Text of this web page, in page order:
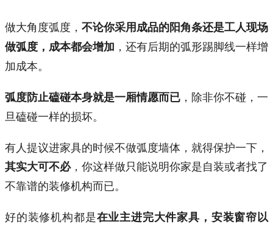
做大角度弧度， 不论你采用成品的阳角条还是工人现场
做弧度，成本都会增加 ，还有后期的弧形踢脚线一样增
加成本。
弧度防止磕碰本身就是一厢情愿而已 ，除非你不碰，一
旦磕碰一样的损坏。
有人提议进家具的时候不做弧度墙体，就得保护一下，
其实大可不必，你这样做只能说明你家是自装或者找了
不靠谱的装修机构而已。
好的装修机构都是在业主进完大件家具，安装窗帘以